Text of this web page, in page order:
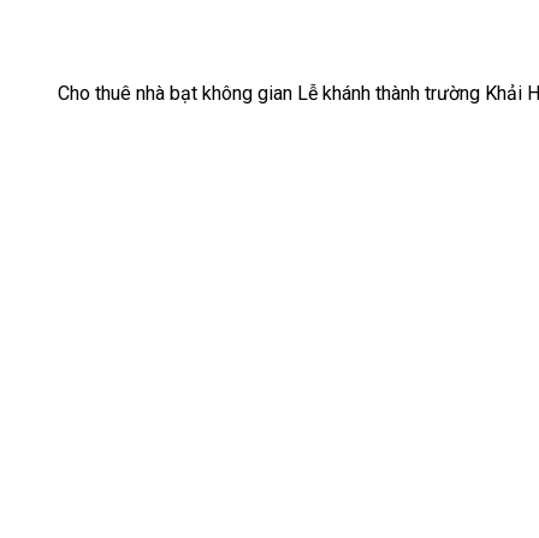
Cho thuê nhà bạt không gian Lễ khánh thành trường Khải